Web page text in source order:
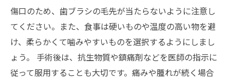
傷口のため、歯ブラシの毛先が当たらないように注意し
てください。また、食事は硬いものや温度の高い物を避
け、柔らかくて噛みやすいものを選択するようにしまし
ょう。 手術後は、抗生物質や鎮痛剤などを医師の指示に
従って服用することも大切です。痛みや腫れが続く場合